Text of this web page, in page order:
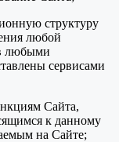
структуру
любой
любыми
сервисами
Сайта,
к данному
на Сайте;